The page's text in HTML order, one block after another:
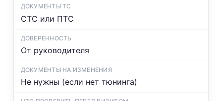
СТС или ПТС
От руководителя
Не нужны (если нет тюнинга)